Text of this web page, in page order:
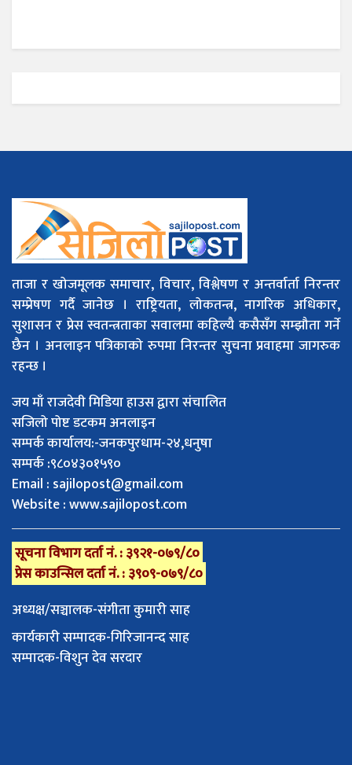
ताजा र खोजमूलक समाचार, विचार, विश्लेषण र अन्तर्वार्ता निरन्तर
सम्प्रेषण गर्दै जानेछ । राष्ट्रियता, लोकतन्त्र, नागरिक अधिकार,
सुशासन र प्रेस स्वतन्त्रताका सवालमा कहिल्यै कसैसँग सम्झौता गर्ने
छैन । अनलाइन पत्रिकाको रुपमा निरन्तर सुचना प्रवाहमा जागरुक
रहन्छ ।
जय माँ राजदेवी मिडिया हाउस द्वारा संचालित
सजिलो पोष्ट डटकम अनलाइन
सम्पर्क कार्यालय:-जनकपुरधाम-२४,धनुषा
सम्पर्क :९८०४३०१५९०
Email : sajilopost@gmail.com
Website : www.sajilopost.com
सूचना विभाग दर्ता नं. : ३९२१-०७९/८०
प्रेस काउन्सिल दर्ता नं. : ३९०९-०७९/८०
अध्यक्ष/सञ्चालक-संगीता कुमारी साह
कार्यकारी सम्पादक-गिरिजानन्द साह
सम्पादक-विशुन देव सरदार